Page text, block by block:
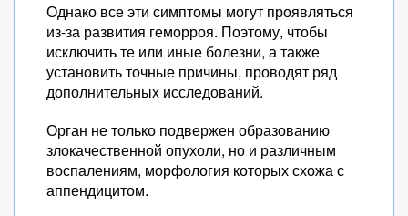
Однако все эти симптомы могут проявляться
из-за развития геморроя. Поэтому, чтобы
исключить те или иные болезни, а также
установить точные причины, проводят ряд
дополнительных исследований.
Орган не только подвержен образованию
злокачественной опухоли, но и различным
воспалениям, морфология которых схожа с
аппендицитом.